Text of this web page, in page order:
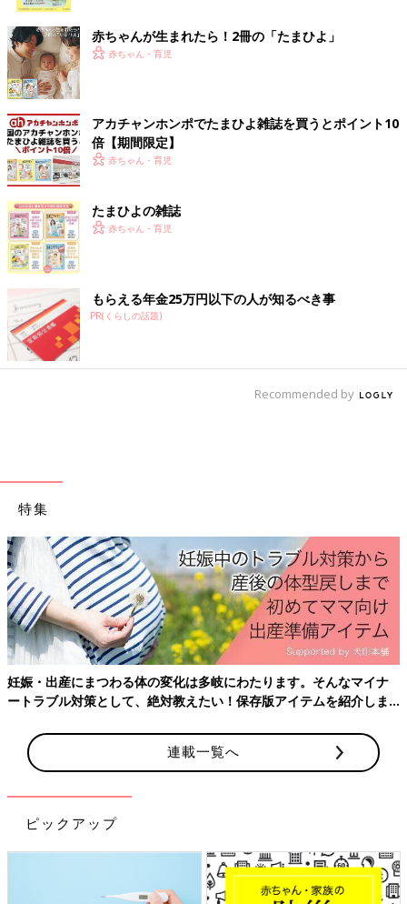
出典：Instagramアカウント「account_itsu」
account_itsuさんは「Joy of Print フライスカバーオール」を購
お写真なんだそう。お子さんの笑顔がたまらなくキュート！着心
ルトパジャマ」
赤ちゃんが生まれたら！2冊の「たまひよ」
赤ちゃん・育児
アカチャンホンポでたまひよ雑誌を買うとポイント10
倍【期間限定】
赤ちゃん・育児
たまひよの雑誌
赤ちゃん・育児
もらえる年金25万円以下の人が知るべき事
PR(くらしの話題)
Recommended by
特集
妊娠・出産にまつわる体の変化は多岐にわたります。そんなマイナ
ートラブル対策として、絶対教えたい！保存版アイテムを紹介しま
連載一覧へ
ピックアップ